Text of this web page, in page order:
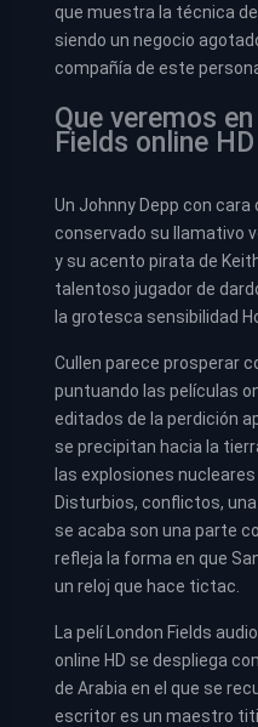
que muestra la técnica
siendo un negocio
compañía de este
Que veremos
Fields online HD
Un Johnny Depp con
conservado su llamativo
y su acento pirata de
talentoso jugador de
la grotesca sensibilidad
Cullen parece prosperar
puntuando las películas
editados de la perdición
se precipitan hacia la
las explosiones
Disturbios, conflictos,
se acaba son una parte
refleja la forma en que
un reloj que hace tictac.
La pelí London Fields
online HD se despliega
de Arabia en el que se
escritor es un maestro